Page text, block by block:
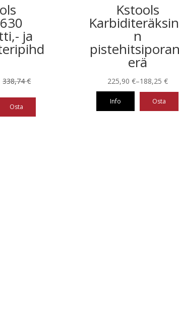
ja
338,74€
€.
€.
Osta
Kstools
n
erä
188,25 €
–
225,90 €Hintaluokka:
188,25 €
Info Osta